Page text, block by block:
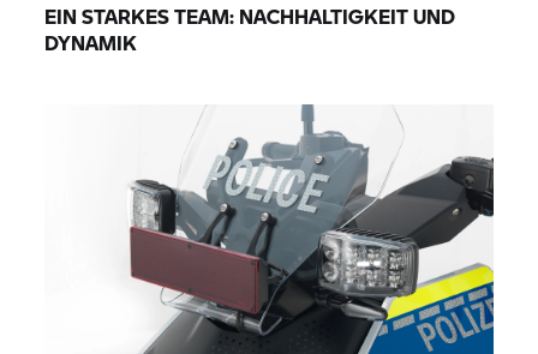
EIN STARKES TEAM: NACHHALTIGKEIT UND
DYNAMIK